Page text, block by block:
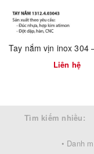
Chân đế vuông vững
đơn giản, hoàn thiện
4. Ứng dụng
lên gam màu vải và đồ
Liên hệ
Tìm kiếm nhiều:
• Danh